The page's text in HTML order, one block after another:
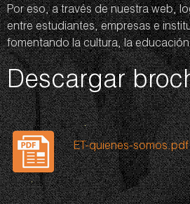
Por eso, a través de nuestra web,
entre estudiantes, empresas e
fomentando la cultura, la
Descargar
ET-quienes-somos.pdf